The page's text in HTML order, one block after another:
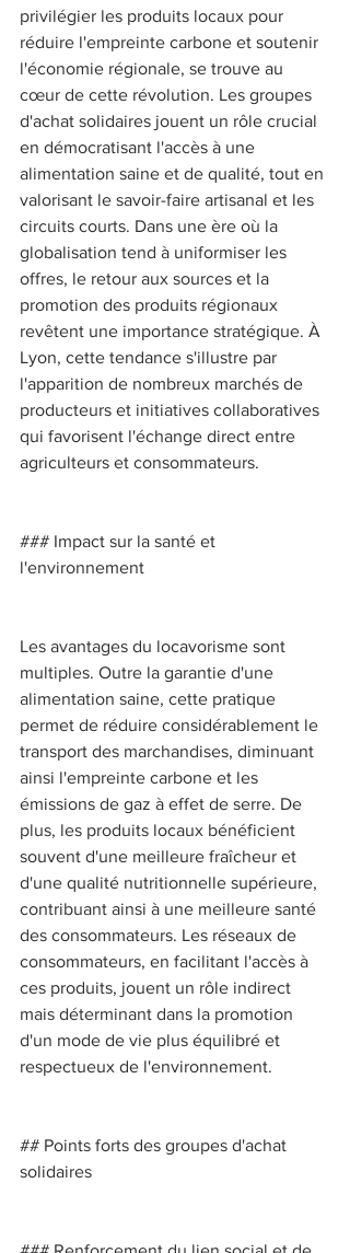
privilégier les produits locaux pour
réduire l'empreinte carbone et soutenir
l'économie régionale, se trouve au
cœur de cette révolution. Les groupes
d'achat solidaires jouent un rôle crucial
en démocratisant l'accès à une
alimentation saine et de qualité, tout en
valorisant le savoir-faire artisanal et les
circuits courts. Dans une ère où la
globalisation tend à uniformiser les
offres, le retour aux sources et la
promotion des produits régionaux
revêtent une importance stratégique. À
Lyon, cette tendance s'illustre par
l'apparition de nombreux marchés de
producteurs et initiatives collaboratives
qui favorisent l'échange direct entre
agriculteurs et consommateurs.
### Impact sur la santé et
l'environnement
Les avantages du locavorisme sont
multiples. Outre la garantie d'une
alimentation saine, cette pratique
permet de réduire considérablement le
transport des marchandises, diminuant
ainsi l'empreinte carbone et les
émissions de gaz à effet de serre. De
plus, les produits locaux bénéficient
souvent d'une meilleure fraîcheur et
d'une qualité nutritionnelle supérieure,
contribuant ainsi à une meilleure santé
des consommateurs. Les réseaux de
consommateurs, en facilitant l'accès à
ces produits, jouent un rôle indirect
mais déterminant dans la promotion
d'un mode de vie plus équilibré et
respectueux de l'environnement.
## Points forts des groupes d'achat
solidaires